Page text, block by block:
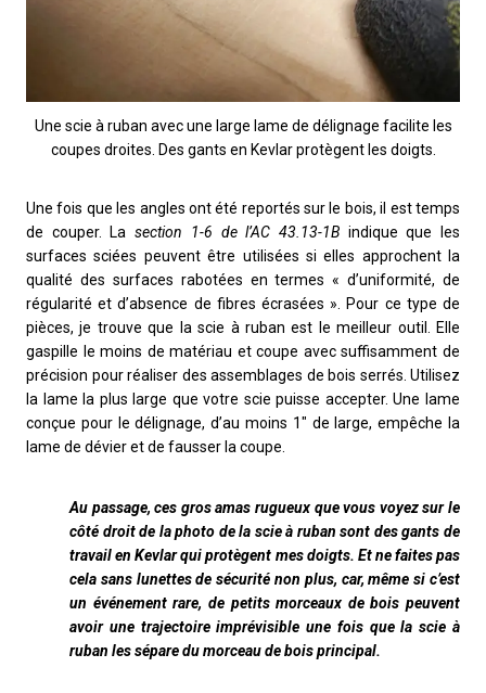
Une scie à ruban avec une large lame de délignage facilite les
coupes droites. Des gants en Kevlar protègent les doigts.
Une fois que les angles ont été reportés sur le bois, il est temps
de couper. Lasection 1-6 de l’AC 43.13-1Bindique que les
surfaces sciées peuvent être utilisées si elles approchent la
qualité des surfaces rabotées en termes « d’uniformité, de
régularité et d’absence de fibres écrasées ». Pour ce type de
pièces, je trouve que la scie à ruban est le meilleur outil. Elle
gaspille le moins de matériau et coupe avec suffisamment de
précision pour réaliser des assemblages de bois serrés. Utilisez
la lame la plus large que votre scie puisse accepter. Une lame
conçue pour le délignage, d’au moins 1″ de large, empêche la
lame de dévier et de fausser la coupe.
Au passage, ces gros amas rugueux que vous voyez sur le
côté droit de la photo de la scie à ruban sont des gants de
travail en Kevlar qui protègent mes doigts. Et ne faites pas
cela sans lunettes de sécurité non plus, car, même si c’est
un événement rare, de petits morceaux de bois peuvent
avoir une trajectoire imprévisible une fois que la scie à
ruban les sépare du morceau de bois principal.